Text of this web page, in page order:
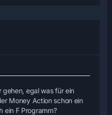
gehen, egal was für ein
Money Action schon ein
ein F Programm?